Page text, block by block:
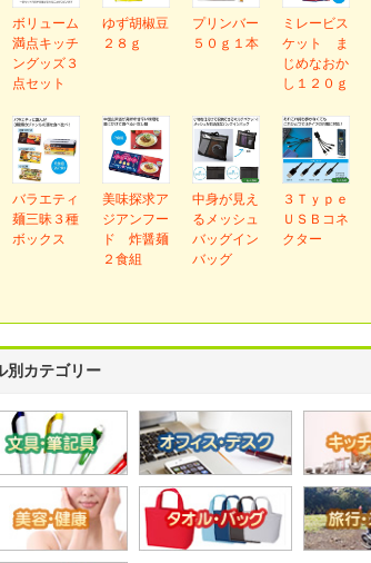
ボリューム
満点キッチ
ングッズ３
点セット
ゆず胡椒豆
２８ｇ
プリンバー
５０ｇ１本
ミレービス
ケット ま
じめなおか
し１２０ｇ
バラエティ
麺三昧３種
ボックス
美味探求ア
ジアンフー
ド 炸醤麺
２食組
中身が見え
るメッシュ
バッグイン
バッグ
３Ｔｙｐｅ
ＵＳＢコネ
クター
別カテゴリー